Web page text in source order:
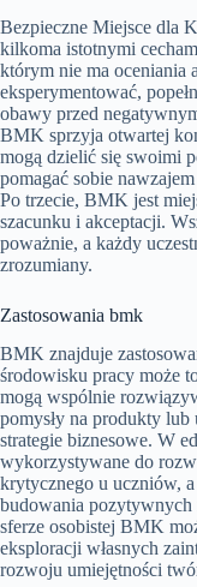
Bezpieczne Miejsce dla
kilkoma istotnymi
którym nie ma oceniania
eksperymentować,
obawy przed
BMK sprzyja otwartej
mogą dzielić się swoimi
pomagać sobie
Po trzecie, BMK jest
szacunku i akceptacji.
poważnie, a każdy
zrozumiany.
Zastosowania bmk
BMK znajduje
środowisku pracy może
mogą wspólnie
pomysły na produkty
strategie biznesowe. W
wykorzystywane do
krytycznego u uczniów,
budowania
sferze osobistej BMK
eksploracji własnych
rozwoju umiejętności